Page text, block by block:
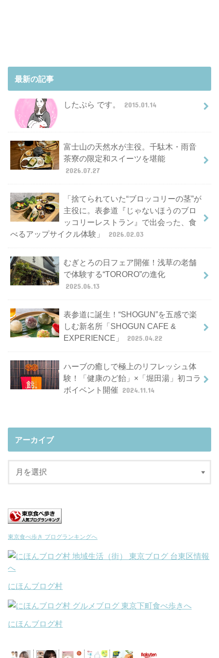
最新の記事
したぷら です。 2015.01.14
富士山の天然水が主役。千駄木・雨音
茶寮の限定和スイーツを堪能
2026.07.27
「捨てられていた“ブロッコリーの茎”が
主役に。表参道『じゃないほうのブロ
ッコリーレストラン』で出会った、食
べるアップサイクル体験」
2026.02.03
むぎとろの日フェア開催！浅草の老舗
で体験する“TORORO”の進化
2025.06.13
表参道に誕生！“SHOGUN”を五感で楽
しむ新名所「SHOGUN CAFE &
EXPERIENCE」
2025.04.22
ハーブの癒しで極上のリフレッシュ体
験！「健康のど飴」×「堀田湯」初コラ
ボイベント開催 2024.11.14
アーカイブ
東京食べ歩き ブログランキングへ
にほんブログ村
にほんブログ村